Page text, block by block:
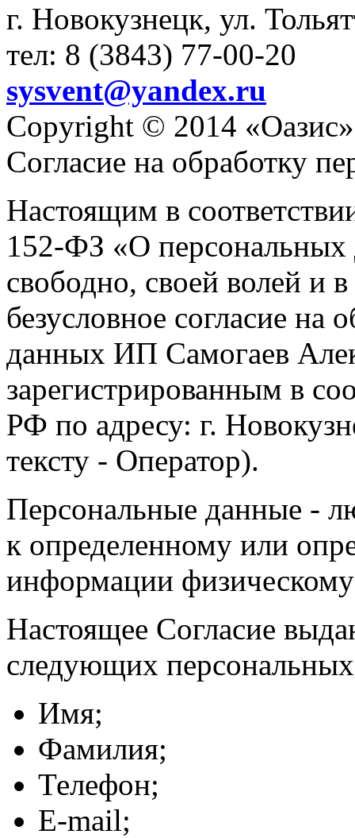
г. Новокузнецк, ул.
тел: 8 (3843) 77-00-20
sysvent@yandex.ru
Copyright © 2014 «Оазис»
Согласие на обработку
Настоящим в
152-ФЗ «О персональных
свободно, своей волей и
безусловное согласие на
данных ИП Самогаев
зарегистрированным в
РФ по адресу: г.
тексту - Оператор).
Персональные данные -
к определенному или
информации
Настоящее Согласие
следующих
Имя;
Фамилия;
Телефон;
E-mail;